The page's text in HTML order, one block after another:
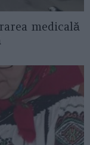
medicală